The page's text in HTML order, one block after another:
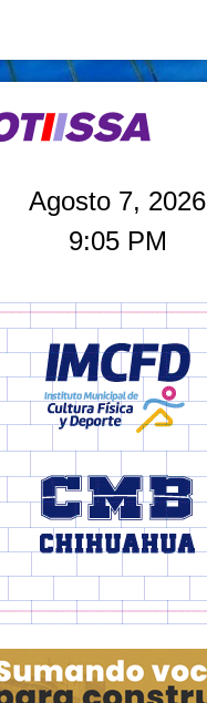
Agosto 7, 2026
9:05 PM